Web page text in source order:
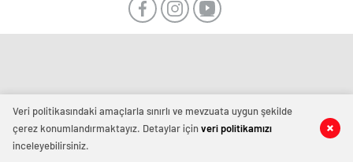
Veri politikasındaki amaçlarla sınırlı ve mevzuata uygun şekilde
çerez konumlandırmaktayız. Detaylar içinveri politikamızı
inceleyebilirsiniz.